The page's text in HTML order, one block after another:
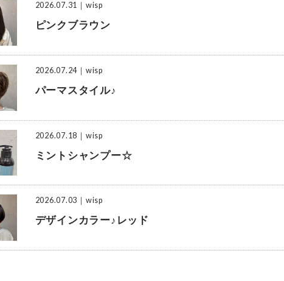
2026.07.31 ｜wisp
ピンクブラウン
2026.07.24 ｜wisp
パーマスタイル♪
2026.07.18 ｜wisp
ミントシャンプー☆
2026.07.03 ｜wisp
デザインカラー♪レッド